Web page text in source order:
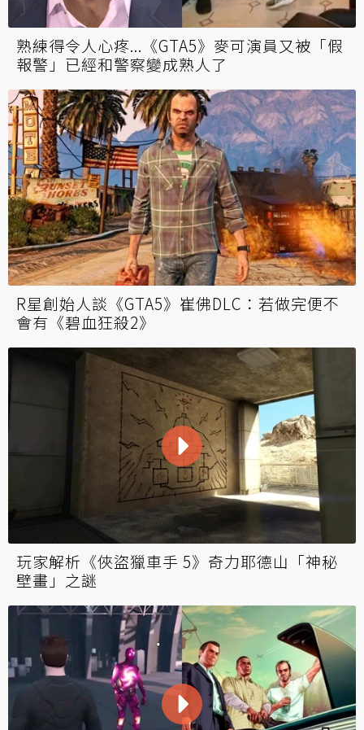
熟練得令人心疼...《GTA5》麥可演員又被「假
報警」已經和警察變成熟人了
R星創始人談《GTA5》崔佛DLC：若做完便不
會有《碧血狂殺2》
玩家解析《俠盜獵車手 5》奇力耶德山「神秘
壁畫」之謎